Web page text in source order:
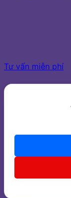
Tư vấn miễn phí